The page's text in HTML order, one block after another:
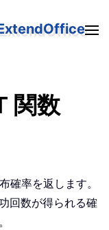
関数
確率を返します。
回数が得られる確